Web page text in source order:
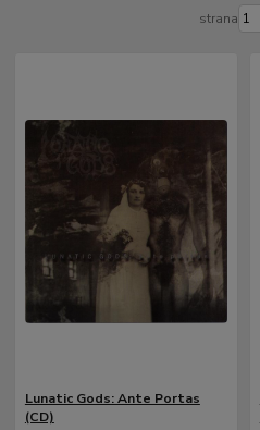
strana
Lunatic Gods: Ante Portas
(CD)